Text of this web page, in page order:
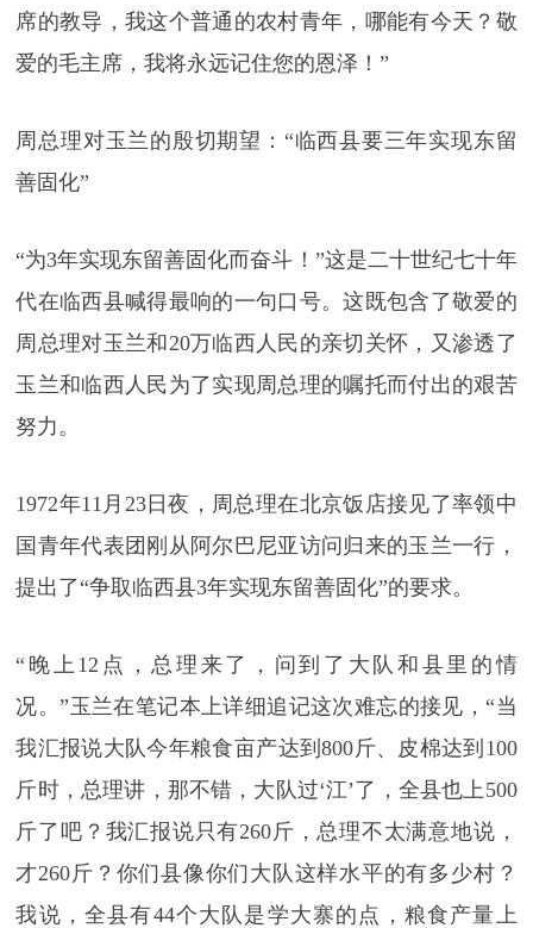
席的教导，我这个普通的农村青年，哪能有今天？敬
爱的毛主席，我将永远记住您的恩泽！”
周总理对玉兰的殷切期望：“临西县要三年实现东留
善固化”
“为3年实现东留善固化而奋斗！”这是二十世纪七十年
代在临西县喊得最响的一句口号。这既包含了敬爱的
周总理对玉兰和20万临西人民的亲切关怀，又渗透了
玉兰和临西人民为了实现周总理的嘱托而付出的艰苦
努力。
1972年11月23日夜，周总理在北京饭店接见了率领中
国青年代表团刚从阿尔巴尼亚访问归来的玉兰一行，
提出了“争取临西县3年实现东留善固化”的要求。
“晚上12点，总理来了，问到了大队和县里的情
况。”玉兰在笔记本上详细追记这次难忘的接见，“当
我汇报说大队今年粮食亩产达到800斤、皮棉达到100
斤时，总理讲，那不错，大队过‘江’了，全县也上500
斤了吧？我汇报说只有260斤，总理不太满意地说，
才260斤？你们县像你们大队这样水平的有多少村？
我说，全县有44个大队是学大寨的点，粮食产量上